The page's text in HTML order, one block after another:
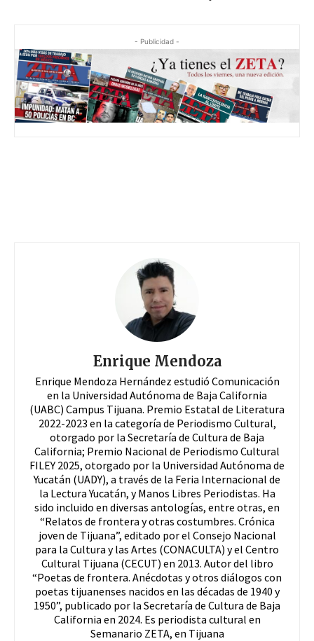
- Publicidad -
Enrique Mendoza
Enrique Mendoza Hernández estudió Comunicación
en la Universidad Autónoma de Baja California
(UABC) Campus Tijuana. Premio Estatal de Literatura
2022-2023 en la categoría de Periodismo Cultural,
otorgado por la Secretaría de Cultura de Baja
California; Premio Nacional de Periodismo Cultural
FILEY 2025, otorgado por la Universidad Autónoma de
Yucatán (UADY), a través de la Feria Internacional de
la Lectura Yucatán, y Manos Libres Periodistas. Ha
sido incluido en diversas antologías, entre otras, en
“Relatos de frontera y otras costumbres. Crónica
joven de Tijuana”, editado por el Consejo Nacional
para la Cultura y las Artes (CONACULTA) y el Centro
Cultural Tijuana (CECUT) en 2013. Autor del libro
“Poetas de frontera. Anécdotas y otros diálogos con
poetas tijuanenses nacidos en las décadas de 1940 y
1950”, publicado por la Secretaría de Cultura de Baja
California en 2024. Es periodista cultural en
Semanario ZETA, en Tijuana